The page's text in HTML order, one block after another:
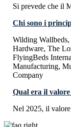
Si prevede che il
Chi sono i
Wilding
Hardware, The
FlyingBeds
Manufacturing,
Company
Qual era il
Nel 2025, il